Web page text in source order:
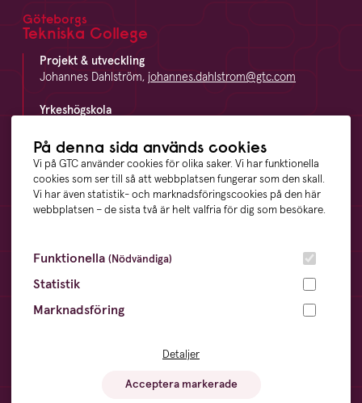
På denna sida används cookies
Vi på GTC använder cookies för olika saker. Vi har funktionella
cookies som ser till så att webbplatsen fungerar som den skall.
Vi har även statistik- och marknadsföringscookies på den här
webbplatsen – de sista två är helt valfria för dig som besökare.
Funktionella (Nödvändiga)
Statistik
Marknadsföring
Detaljer
Acceptera markerade
Footer
Göteborgs
Tekniska College
Projekt & utveckling
Johannes Dahlström, johannes.dahlstrom@gtc.com
Yrkeshögskola
Företagsutbildning
Magnus Hildström, magnus.hildstrom@gtc.com
LinkedIn
Visselblåsning